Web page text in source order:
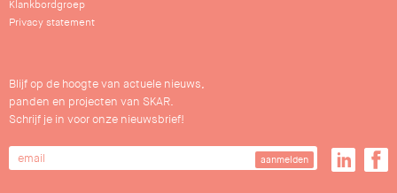
Klankbordgroep
Privacy statement
Blijf op de hoogte van actuele nieuws,
panden en projecten van SKAR.
Schrijf je in voor onze nieuwsbrief!